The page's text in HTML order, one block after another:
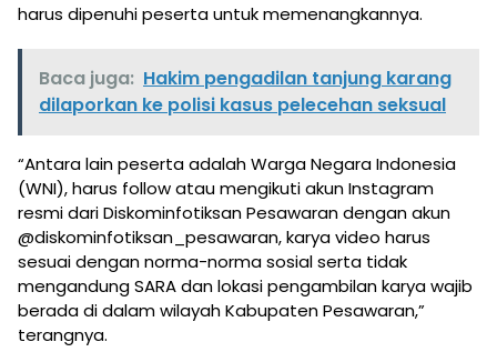
harus dipenuhi peserta untuk memenangkannya.
Baca juga: Hakim pengadilan tanjung karang
dilaporkan ke polisi kasus pelecehan seksual
“Antara lain peserta adalah Warga Negara Indonesia
(WNI), harus follow atau mengikuti akun Instagram
resmi dari Diskominfotiksan Pesawaran dengan akun
@diskominfotiksan_pesawaran, karya video harus
sesuai dengan norma-norma sosial serta tidak
mengandung SARA dan lokasi pengambilan karya wajib
berada di dalam wilayah Kabupaten Pesawaran,”
terangnya.